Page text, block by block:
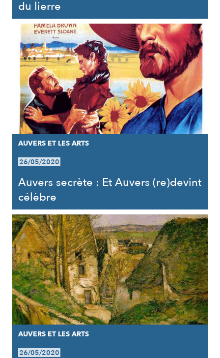
du lierre
AUVERS ET LES ARTS
26/05/2020
Auvers secrète : Et Auvers (re)devint
célèbre
AUVERS ET LES ARTS
26/05/2020